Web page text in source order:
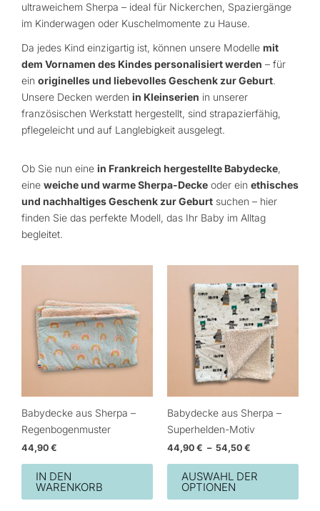
ultraweichem Sherpa – ideal für Nickerchen, Spaziergänge
im Kinderwagen oder Kuschelmomente zu Hause.
Da jedes Kind einzigartig ist, können unsere Modelle mit
dem Vornamen des Kindes personalisiert werden – für
ein originelles und liebevolles Geschenk zur Geburt.
Unsere Decken werden in Kleinserien in unserer
französischen Werkstatt hergestellt, sind strapazierfähig,
pflegeleicht und auf Langlebigkeit ausgelegt.
Ob Sie nun eine in Frankreich hergestellte Babydecke,
eine weiche und warme Sherpa-Decke oder ein ethisches
und nachhaltiges Geschenk zur Geburt suchen – hier
finden Sie das perfekte Modell, das Ihr Baby im Alltag
begleitet.
Babydecke aus Sherpa –
Regenbogenmuster
44,90 €
IN DEN
WARENKORB
Babydecke aus Sherpa –
Superhelden-Motiv
44,90 € – 54,50 €
44,90
€
bis
54,50
€
AUSWAHL DER
OPTIONEN